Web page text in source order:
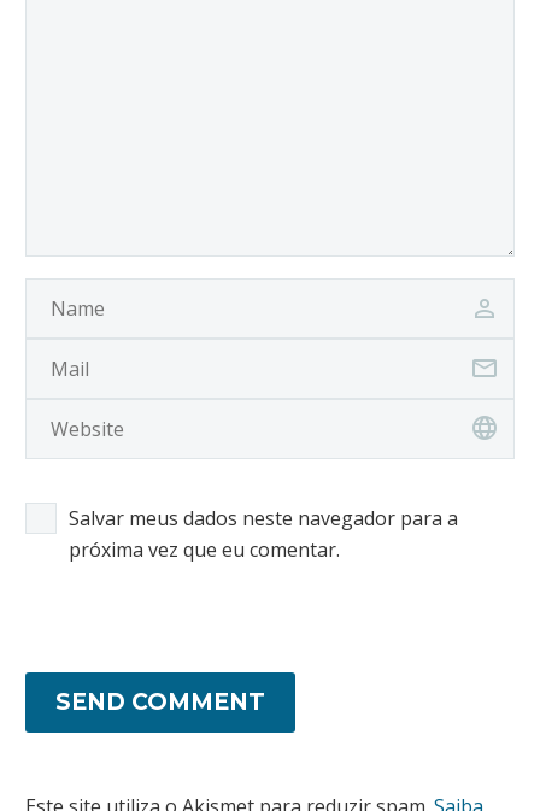
Salvar meus dados neste navegador para a
próxima vez que eu comentar.
SEND COMMENT